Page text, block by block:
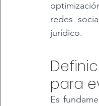
redes
jurídico.
para
Es